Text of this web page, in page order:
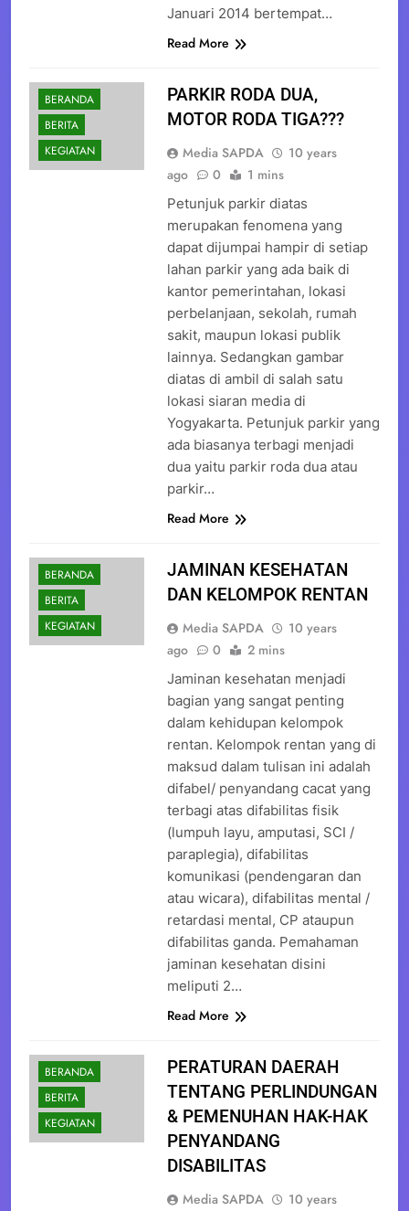
Januari 2014 bertempat…
Read More
BERANDA
BERITA
KEGIATAN
PARKIR RODA DUA,
MOTOR RODA TIGA???
Media SAPDA
10 years
ago
0 1 mins
Petunjuk parkir diatas
merupakan fenomena yang
dapat dijumpai hampir di setiap
lahan parkir yang ada baik di
kantor pemerintahan, lokasi
perbelanjaan, sekolah, rumah
sakit, maupun lokasi publik
lainnya. Sedangkan gambar
diatas di ambil di salah satu
lokasi siaran media di
Yogyakarta. Petunjuk parkir yang
ada biasanya terbagi menjadi
dua yaitu parkir roda dua atau
parkir…
Read More
BERANDA
BERITA
KEGIATAN
JAMINAN KESEHATAN
DAN KELOMPOK RENTAN
Media SAPDA
10 years
ago
0 2 mins
Jaminan kesehatan menjadi
bagian yang sangat penting
dalam kehidupan kelompok
rentan. Kelompok rentan yang di
maksud dalam tulisan ini adalah
difabel/ penyandang cacat yang
terbagi atas difabilitas fisik
(lumpuh layu, amputasi, SCI /
paraplegia), difabilitas
komunikasi (pendengaran dan
atau wicara), difabilitas mental /
retardasi mental, CP ataupun
difabilitas ganda. Pemahaman
jaminan kesehatan disini
meliputi 2…
Read More
BERANDA
BERITA
KEGIATAN
PERATURAN DAERAH
TENTANG PERLINDUNGAN
& PEMENUHAN HAK-HAK
PENYANDANG
DISABILITAS
Media SAPDA
10 years